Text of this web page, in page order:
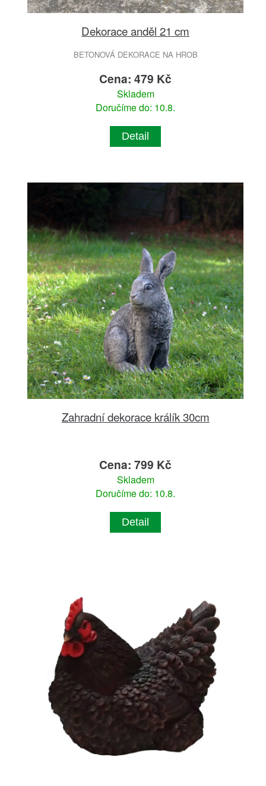
Dekorace anděl 21 cm
BETONOVÁ DEKORACE NA HROB
Cena: 479 Kč
Skladem
Doručíme do: 10.8.
Detail
Zahradní dekorace králík 30cm
Cena: 799 Kč
Skladem
Doručíme do: 10.8.
Detail